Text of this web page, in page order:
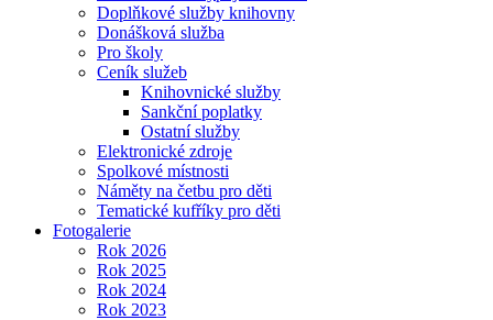
Doplňkové služby knihovny
Donášková služba
Pro školy
Ceník služeb
Knihovnické služby
Sankční poplatky
Ostatní služby
Elektronické zdroje
Spolkové místnosti
Náměty na četbu pro děti
Tematické kufříky pro děti
Fotogalerie
Rok 2026
Rok 2025
Rok 2024
Rok 2023